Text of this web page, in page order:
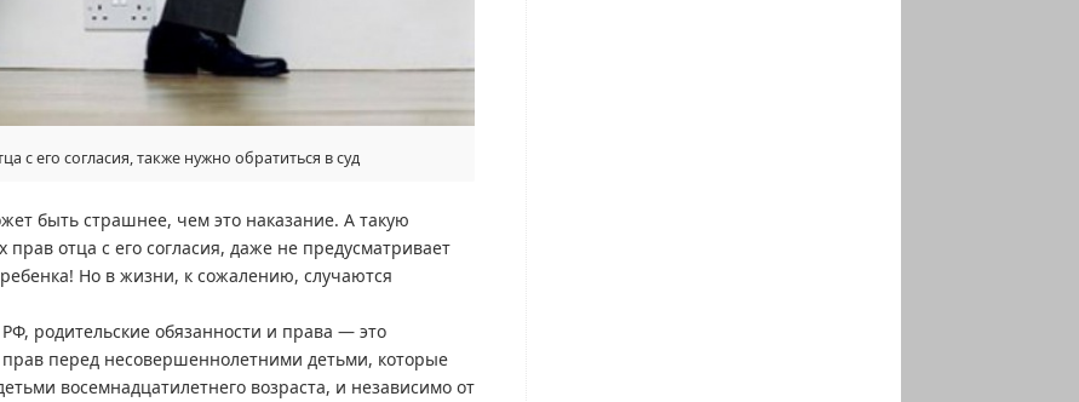
с его согласия, также нужно обратиться в суд
быть страшнее, чем это наказание. А такую
отца с его согласия, даже не предусматривает
Но в жизни, к сожалению, случаются
родительские обязанности и права — это
перед несовершеннолетними детьми, которые
восемнадцатилетнего возраста, и независимо от